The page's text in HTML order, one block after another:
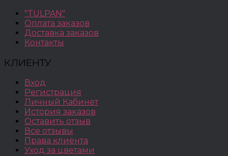
"TULPAN"
Оплата заказов
Доставка заказов
Контакты
КЛИЕНТУ
Вход
Регистрация
Личный Кабинет
История заказов
Оставить отзыв
Все отзывы
Права клиента
Уход за цветами